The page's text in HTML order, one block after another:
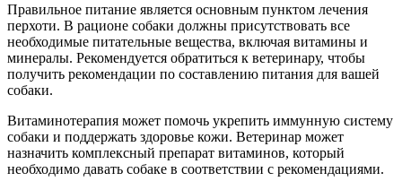
Правильное питание является основным пунктом лечения
перхоти. В рационе собаки должны присутствовать все
необходимые питательные вещества, включая витамины и
минералы. Рекомендуется обратиться к ветеринару, чтобы
получить рекомендации по составлению питания для вашей
собаки.
Витаминотерапия может помочь укрепить иммунную систему
собаки и поддержать здоровье кожи. Ветеринар может
назначить комплексный препарат витаминов, который
необходимо давать собаке в соответствии с рекомендациями.